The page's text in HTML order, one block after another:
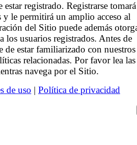
estar registrado. Registrarse
y le permitirá un amplio acceso al
del Sitio puede además
los usuarios registrados. Antes de
de estar familiarizado con nuestros
relacionadas. Por favor lea las
navega por el Sitio.
de uso | Política de privacidad